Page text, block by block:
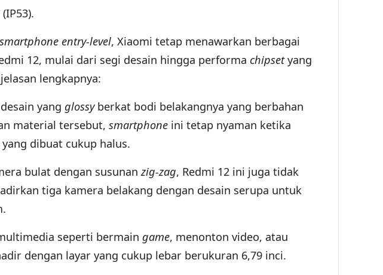
smartphone entry-level, Xiaomi tetap menawarkan berbagai
12, mulai dari segi desain hingga performa chipsetyang
lengkapnya:
yang glossyberkat bodi belakangnya yang berbahan
material tersebut, smartphone ini tetap nyaman ketika
dibuat cukup halus.
bulat dengan susunanzig-zag, Redmi 12 ini juga tidak
tiga kamera belakang dengan desain serupa untuk
seperti bermain game, menonton video, atau
dengan layar yang cukup lebar berukuran 6,79 inci.